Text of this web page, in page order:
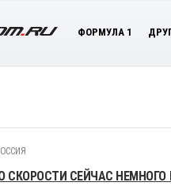
ФОРМУЛА 1
СЕЙЧАС НЕМНОГО